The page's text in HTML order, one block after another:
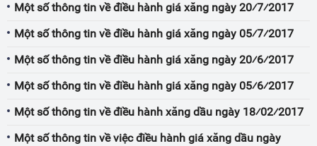
Một số thông tin về điều hành giá xăng ngày 20⁄7⁄2017
Một số thông tin về điều hành giá xăng ngày 05⁄7⁄2017
Một số thông tin về điều hành giá xăng ngày 20⁄6⁄2017
Một số thông tin về điều hành giá xăng ngày 05⁄6⁄2017
Một số thông tin về điều hành xăng dầu ngày 18⁄02⁄2017
Một số thông tin về việc điều hành giá xăng dầu ngày